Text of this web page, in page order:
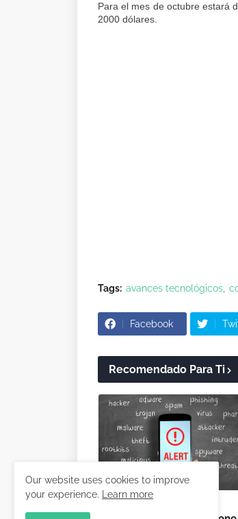
Para el mes de octubre estará
2000 dólares.
Tags: avances tecnológicos
Facebook
Recomendado Para Ti
Our website uses cookies to improve
your experience.
Learn more